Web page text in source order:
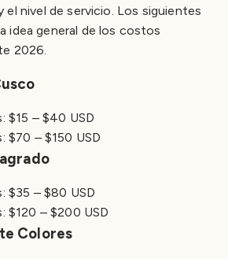
el nivel de servicio. Los siguientes
idea general de los costos
2026.
$15 – $40 USD
$70 – $150 USD
$35 – $80 USD
$120 – $200 USD
Colores